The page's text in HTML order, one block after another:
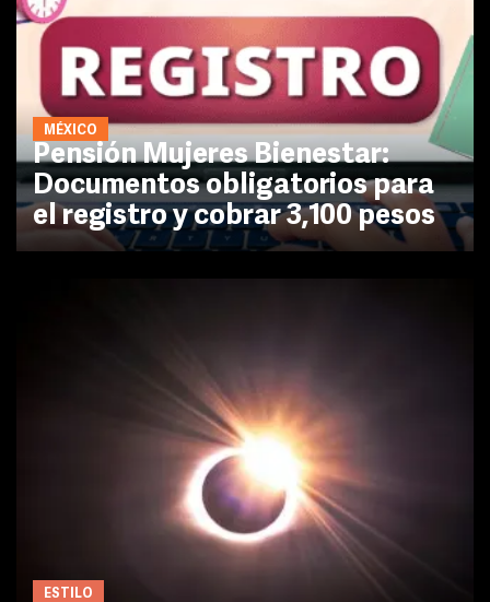
MÉXICO
Pensión Mujeres Bienestar:
Documentos obligatorios para
el registro y cobrar 3,100 pesos
ESTILO